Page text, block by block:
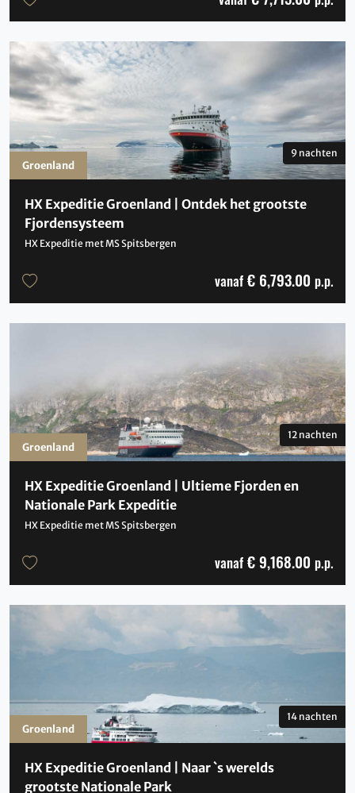
HX Expeditie Groenland | Ontdek het grootste
Fjordensysteem
HX Expeditie met MS Spitsbergen
9 nachten
vanaf € 6,793.00 p.p.
Groenland
HX Expeditie Groenland | Ultieme Fjorden en
Nationale Park Expeditie
HX Expeditie met MS Spitsbergen
12 nachten
vanaf € 9,168.00 p.p.
Groenland
HX Expeditie Groenland | Naar `s werelds
grootste Nationale Park
14 nachten
Groenland